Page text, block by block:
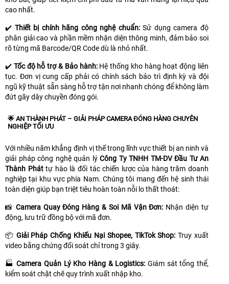
cao nhất.
✔️ Thiết bị chính hãng công nghệ chuẩn:Sử dụng camera độ
phân giải cao và phần mềm nhận diện thông minh, đảm bảo soi
rõ từng mã Barcode/QR Code dù là nhỏ nhất.
✔️ Tốc độ hỗ trợ & Bảo hành:Hệ thống kho hàng hoạt động liên
tục. Đơn vị cung cấp phải có chính sách bảo trì định kỳ và đội
ngũ kỹ thuật sẵn sàng hỗ trợ tận nơi nhanh chóng để không làm
đứt gãy dây chuyền đóng gói.
🌟 AN THÀNH PHÁT – GIẢI PHÁP CAMERA ĐÓNG HÀNG CHUYÊN
NGHIỆP TỐI ƯU
Với nhiều năm khẳng định vị thế trong lĩnh vực thiết bị an ninh và
giải pháp công nghệ quản lý Công Ty TNHH TM-DV Đầu Tư An
Thành Pháttự hào là đối tác chiến lược của hàng trăm doanh
nghiệp tại khu vực phía Nam. Chúng tôi mang đến hệ sinh thái
toàn diện giúp bạn triệt tiêu hoàn toàn nỗi lo thất thoát:
📸 Camera Quay Đóng Hàng & Soi Mã Vận Đơn: Nhận diện tự
động, lưu trữ đồng bộ với mã đơn.
📦 Giải Pháp Chống Khiếu Nại Shopee, TikTok Shop: Truy xuất
video bằng chứng đối soát chỉ trong 3 giây.
🏭Camera Quản Lý Kho Hàng & Logistics: Giám sát tổng thể,
kiểm soát chặt chẽ quy trình xuất nhập kho.